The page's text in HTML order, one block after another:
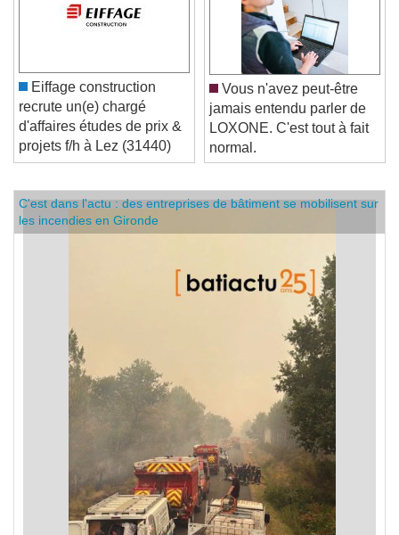
Eiffage construction
recrute un(e) chargé
d'affaires études de prix &
projets f/h à Lez (31440)
Vous n'avez peut-être
jamais entendu parler de
LOXONE. C'est tout à fait
normal.
C'est dans l'actu : des entreprises de bâtiment se mobilisent sur
les incendies en Gironde